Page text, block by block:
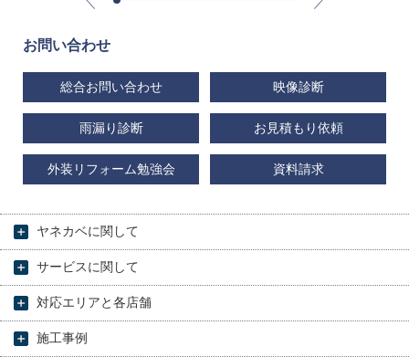
お問い合わせ
総合お問い合わせ 映像診断
雨漏り診断 お見積もり依頼
外装リフォーム勉強会 資料請求
ヤネカベに関して
サービスに関して
対応エリアと各店舗
施工事例